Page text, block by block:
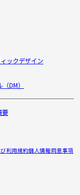
ックデザイン
DM）
要
利用規約個人情報同意事項